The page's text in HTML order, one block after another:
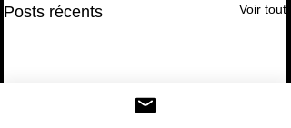
Posts récents Voir tout